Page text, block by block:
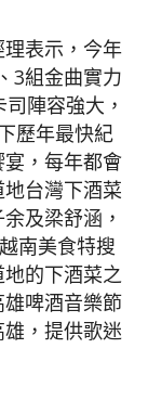
表示，今年
3組金曲實力
陣容強大，
歷年最快紀
，每年都會
台灣下酒菜
及梁舒涵，
南美食特搜
的下酒菜之
啤酒音樂節
，提供歌迷